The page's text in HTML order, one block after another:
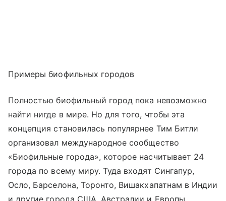
Примеры биофильных городов
Полностью биофильный город пока невозможно
найти нигде в мире. Но для того, чтобы эта
концепция становилась популярнее Тим Битли
организовал международное сообщество
«Биофильные города», которое насчитывает 24
города по всему миру. Туда входят Сингапур,
Осло, Барселона, Торонто, Вишакхапатнам в Индии
и другие города США, Австралии и Европы.